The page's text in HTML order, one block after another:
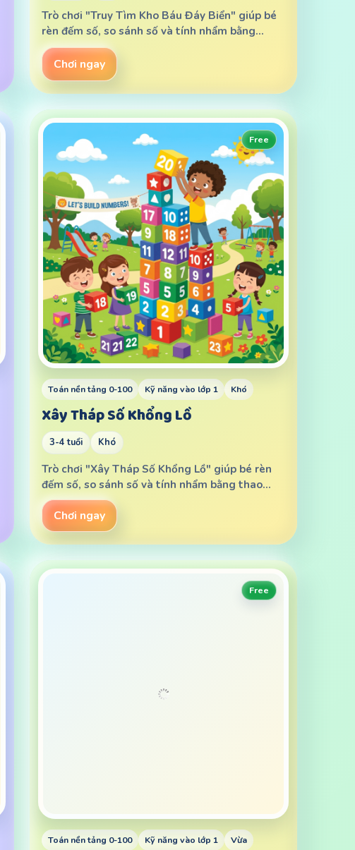
Trò chơi "Truy Tìm Kho Báu Đáy Biển" giúp bé
rèn đếm số, so sánh số và tính nhẩm bằng…
Chơi ngay
Free
Toán nền tảng 0-100 Kỹ năng vào lớp 1 Khó
Xây Tháp Số Khổng Lồ
3-4 tuổi Khó
Trò chơi "Xây Tháp Số Khổng Lồ" giúp bé rèn
đếm số, so sánh số và tính nhẩm bằng thao…
Chơi ngay
Free
Toán nền tảng 0-100 Kỹ năng vào lớp 1 Vừa